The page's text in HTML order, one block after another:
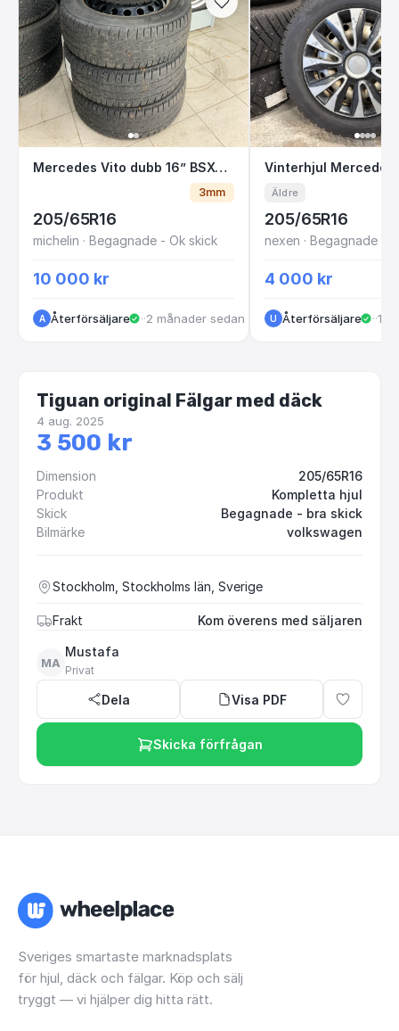
Mercedes Vito dubb 16” BSX01S mellan F & G
Mercedes Vito dubb 16” BSX01S mellan F & G
3mm
205/65R16
michelin · Begagnade - Ok skick
10 000 kr
A Återförsäljare ·Kungälv
·2 månader sedan
Vinterhjul
Äldre
205/65R16
nexen · Begagnade -
4 000 kr
U Återförsäljare ··10
Tiguan original Fälgar med däck
4 aug. 2025
3 500 kr
Dimension
205/65R16
Produkt
Kompletta hjul
Skick
Begagnade - bra skick
Bilmärke
volkswagen
Stockholm, Stockholms län, Sverige
Frakt Kom överens med säljaren
MA
Mustafa
Privat
Dela Visa PDF
Skicka förfrågan
Sveriges smartaste marknadsplats
för hjul, däck och fälgar. Köp och sälj
tryggt — vi hjälper dig hitta rätt.